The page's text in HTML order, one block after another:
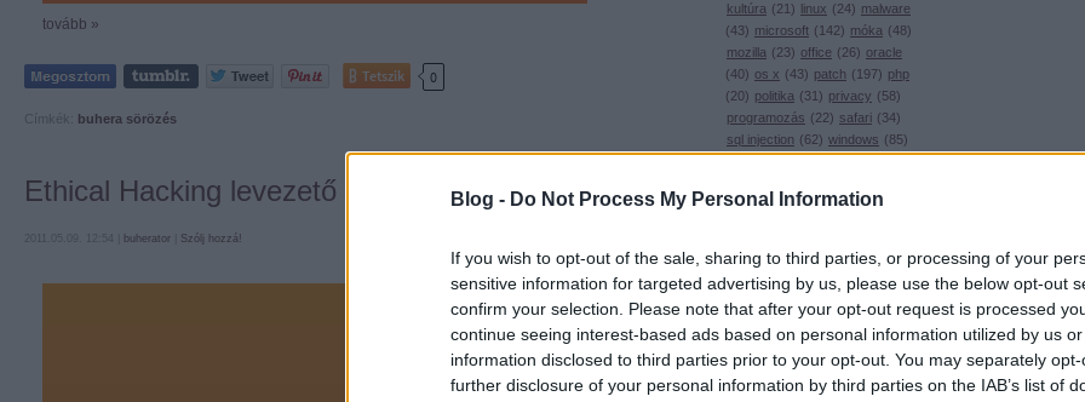
Blog - Do Not Process My Personal Information
If you wish to opt-out of the sale, sharing to third parties, or processing of your
sensitive information for targeted advertising by us, please use the below opt-out
confirm your selection. Please note that after your opt-out request is processed
continue seeing interest-based ads based on personal information utilized by us
information disclosed to third parties prior to your opt-out. You may separately
further disclosure of your personal information by third parties on the IAB’s list of
kultúra (21) linux (24) malware
(43) microsoft (142) móka (48)
mozilla (23) office (26) oracle
(40) os x (43) patch (197) php
(20) politika (31) privacy (58)
programozás (22) safari (34)
sql injection (62) windows (85)
0xFF
Antivírus blog
ASVA.info
LockPicking
NOPblog
ÖrdöglakatBlog
tovább »
Tetszik 0
Címkék: buhera sörözés
Ethical Hacking levezető sörözés
buherator Szólj hozzá!
azt már
korábba
n
jeleztem
, a
csütörtö
Ethical